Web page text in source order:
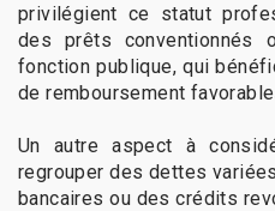
privilégient ce statut
des prêts
fonction publique, qui
de remboursement
Un autre aspect à
regrouper des dettes
bancaires ou des crédits